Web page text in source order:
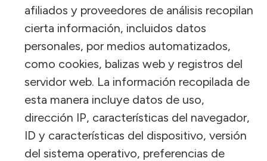
afiliados y proveedores de análisis recopilan
cierta información, incluidos datos
personales, por medios automatizados,
como cookies, balizas web y registros del
servidor web. La información recopilada de
esta manera incluye datos de uso,
dirección IP, características del navegador,
ID y características del dispositivo, versión
del sistema operativo, preferencias de